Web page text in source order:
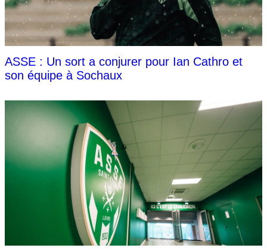
ASSE : Un sort a conjurer pour Ian Cathro et
son équipe à Sochaux